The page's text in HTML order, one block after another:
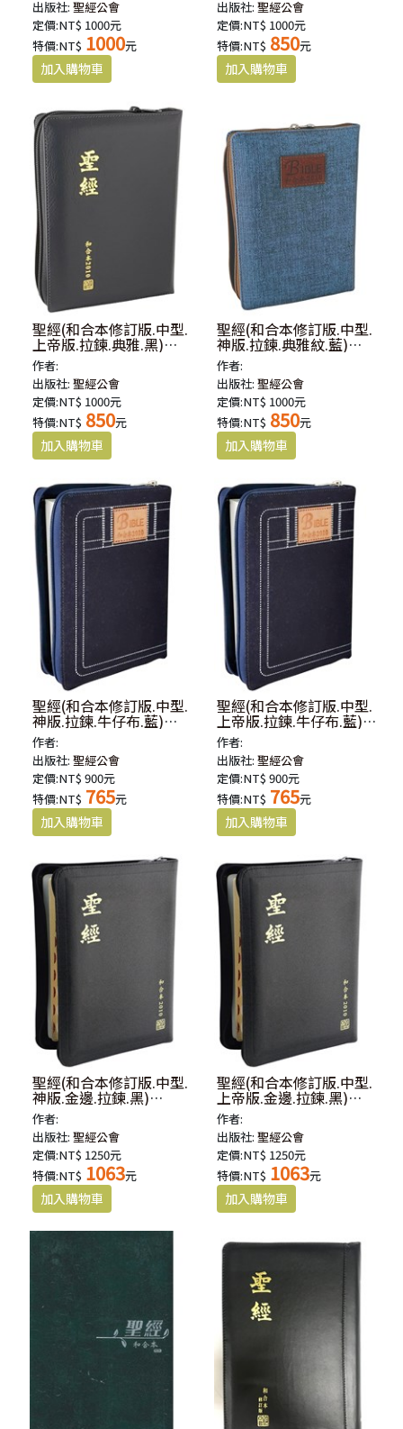
出版社:聖經公會
定價:NT$ 1000元
特價:NT$ 1000元
出版社:聖經公會
定價:NT$ 1000元
特價:NT$ 850元
聖經(和合本修訂版.中型.
上帝版.拉鍊.典雅.黑)
RCU65Z
作者:
出版社:聖經公會
定價:NT$ 1000元
特價:NT$ 850元
聖經(和合本修訂版.中型.
神版.拉鍊.典雅紋.藍)
RCU65AZBU
作者:
出版社:聖經公會
定價:NT$ 1000元
特價:NT$ 850元
聖經(和合本修訂版.中型.
神版.拉鍊.牛仔布.藍)
RCU65AJZ
作者:
出版社:聖經公會
定價:NT$ 900元
特價:NT$ 765元
聖經(和合本修訂版.中型.
上帝版.拉鍊.牛仔布.藍)
RCU65JZ
作者:
出版社:聖經公會
定價:NT$ 900元
特價:NT$ 765元
聖經(和合本修訂版.中型.
神版.金邊.拉鍊.黑)
RCU67AZTI
作者:
出版社:聖經公會
定價:NT$ 1250元
特價:NT$ 1063元
聖經(和合本修訂版.中型.
上帝版.金邊.拉鍊.黑)
RCU67ZTI
作者:
出版社:聖經公會
定價:NT$ 1250元
特價:NT$ 1063元